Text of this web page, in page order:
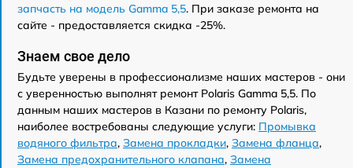
запчасть на модель Gamma 5,5. При заказе ремонта на
сайте - предоставляется скидка -25%.
Знаем свое дело
Будьте уверены в профессионализме наших мастеров - они
с уверенностью выполнят ремонт Polaris Gamma 5,5. По
данным наших мастеров в Казани по ремонту Polaris,
наиболее востребованы следующие услуги: Промывка
водяного фильтра, Замена прокладки, Замена фланца,
Замена предохранительного клапана, Замена